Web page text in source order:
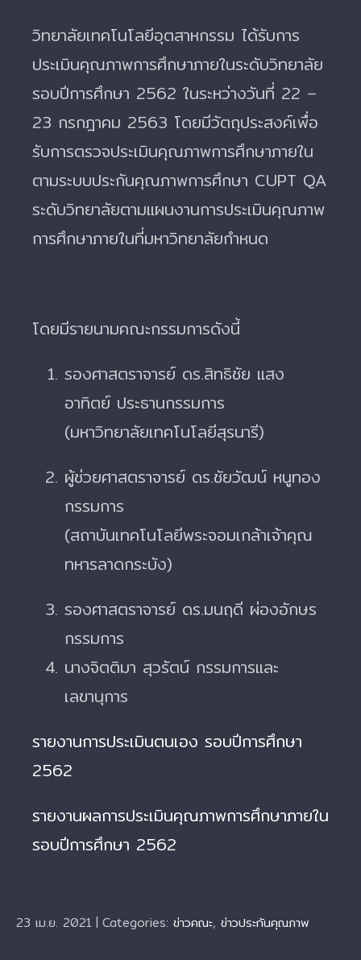
วิทยาลัยเทคโนโลยีอุตสาหกรรม ได้รับการ
ประเมินคุณภาพการศึกษาภายในระดับวิทยาลัย
รอบปีการศึกษา 2562 ในระหว่างวันที่ 22 –
23 กรกฎาคม 2563 โดยมีวัตถุประสงค์เพื่อ
รับการตรวจประเมินคุณภาพการศึกษาภายใน
ตามระบบประกันคุณภาพการศึกษา CUPT QA
ระดับวิทยาลัยตามแผนงานการประเมินคุณภาพ
การศึกษาภายในที่มหาวิทยาลัยกำหนด
โดยมีรายนามคณะกรรมการดังนี้
รองศาสตราจารย์ ดร.สิทธิชัย แสง
อาทิตย์ ประธานกรรมการ
(มหาวิทยาลัยเทคโนโลยีสุรนารี)
ผู้ช่วยศาสตราจารย์ ดร.ชัยวัฒน์ หนูทอง
กรรมการ
(สถาบันเทคโนโลยีพระจอมเกล้าเจ้าคุณ
ทหารลาดกระบัง)
รองศาสตราจารย์ ดร.มนฤดี ผ่องอักษร
กรรมการ
นางจิตติมา สุวรัตน์ กรรมการและ
เลขานุการ
รายงานการประเมินตนเอง รอบปีการศึกษา
2562
รายงานผลการประเมินคุณภาพการศึกษาภายใน
รอบปีการศึกษา 2562
23 เม.ย. 2021 | Categories: ข่าวคณะ, ข่าวประกันคุณภาพ